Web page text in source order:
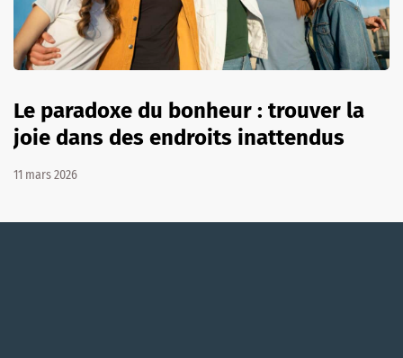
Le paradoxe du bonheur : trouver la
joie dans des endroits inattendus
11 mars 2026